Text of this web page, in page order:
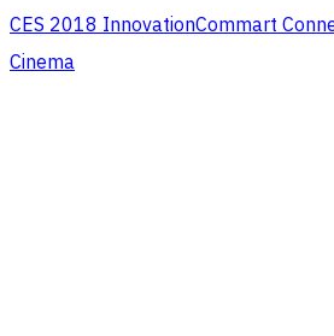
CES 2018 InnovationCommart
Cinema